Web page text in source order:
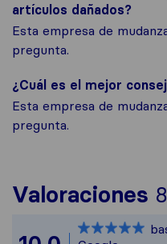
artículos dañados?
Esta empresa de
pregunta.
¿Cuál es el mejor
Esta empresa de
pregunta.
Valoraciones 8